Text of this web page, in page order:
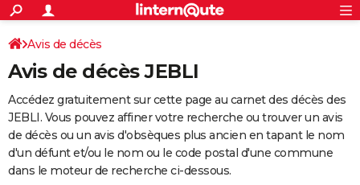
ACTUALITÉS
Politique
Société
Faits Divers
Education
Monde
Villes
+
SPORT
Coupe du monde 2026
Football
Tennis
Cyclisme
Rugby
Forum
Programme TV
TNT
Streaming
Cinéma
Sorties cinéma
Musique
+
FINANCE
Retraite
Impôts
Epargne
Immobilier
Risques naturels par ville
Banque
Assurance
Crédit
AUTO
Essais
Réserver un essai
Citadines
Berlines
SUV
Forum auto
+
Avis de décès
Avis de décès JEBLI
Accédez gratuitement sur cette page au carnet des décès des
JEBLI. Vous pouvez affiner votre recherche ou trouver un avis
de décès ou un avis d'obsèques plus ancien en tapant le nom
d'un défunt et/ou le nom ou le code postal d'une commune
dans le moteur de recherche ci-dessous.